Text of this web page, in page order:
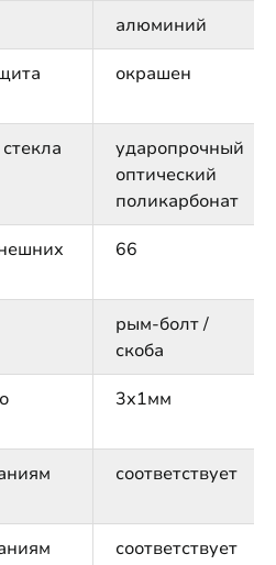
алюминий
окрашен
ударопрочный
оптический
поликарбонат
66
рым-болт /
скоба
3х1мм
соответствует
соответствует